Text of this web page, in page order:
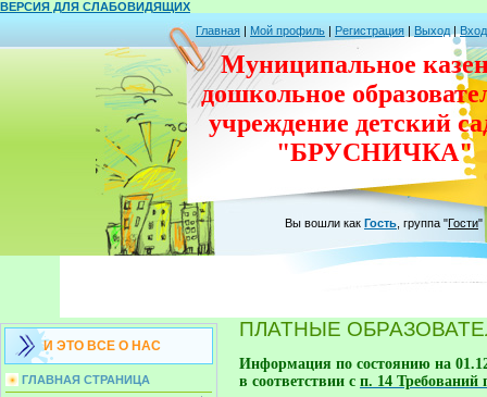
ВЕРСИЯ ДЛЯ СЛАБОВИДЯЩИХ
Главная | Мой профиль | Регистрация | Выход | Вход
Муниципальное
дошкольное
учреждение детский
"БРУСНИЧКА"
Вы вошли как Гость группа "Гости"
И ЭТО ВСЕ О НАС
ГЛАВНАЯ СТРАНИЦА
ПЛАТНЫЕ
Информация по состоянию на
в соответствии с п. 14 Требований